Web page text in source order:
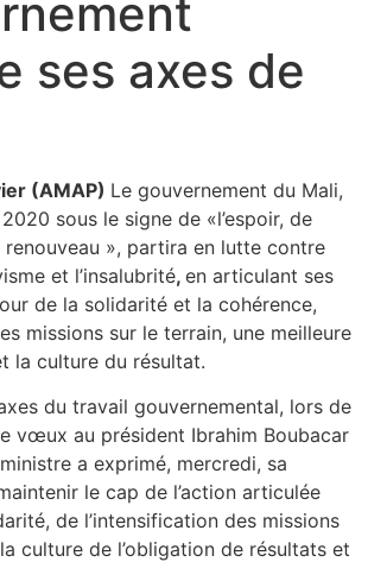
ses axes de
(AMAP) Le gouvernement du Mali,
sous le signe de «l’espoir, de
renouveau », partira en lutte contre
et l’insalubrité, en articulant ses
de la solidarité et la cohérence,
missions sur le terrain, une meilleure
la culture du résultat.
du travail gouvernemental, lors de
vœux au président Ibrahim Boubacar
a exprimé, mercredi, sa
le cap de l’action articulée
de l’intensification des missions
culture de l’obligation de résultats et